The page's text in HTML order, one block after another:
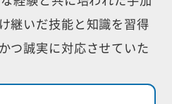
継いだ技能と知識を習得
つ誠実に対応させていた